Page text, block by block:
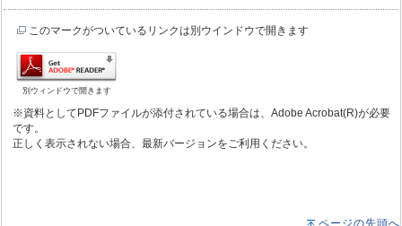
このマークがついているリンクは別ウインドウで開きます
別ウィンドウで開きます
※資料としてPDFファイルが添付されている場合は、Adobe Acrobat(R)が必要
です。
正しく表示されない場合、最新バージョンをご利用ください。
ページの先頭へ